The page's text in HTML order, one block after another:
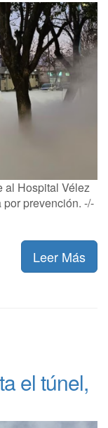
al Hospital Vélez
prevención. -/-
Leer Más
el túnel,